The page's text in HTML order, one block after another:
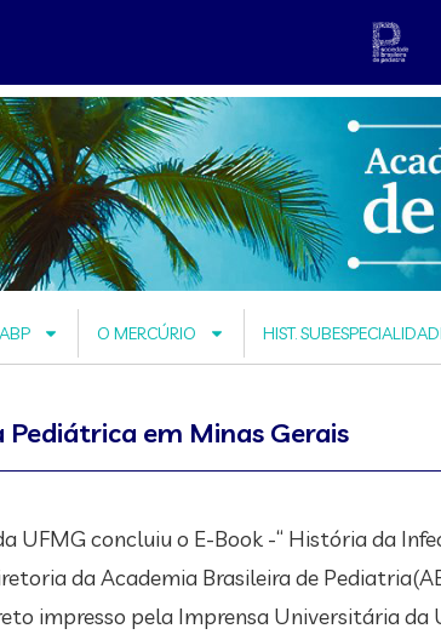
O MERCÚRIO HIST.
em Minas Gerais
UFMG concluiu o E-Book -“ História da
da Academia Brasileira de
impresso pela Imprensa Universitária